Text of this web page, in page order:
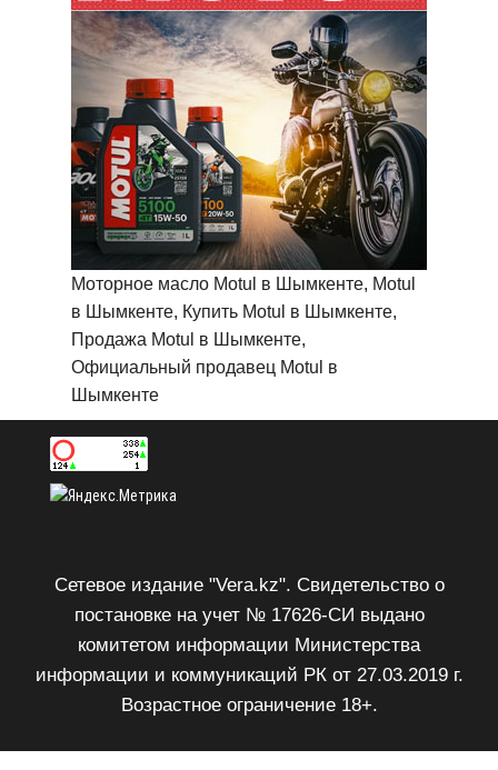
Моторное масло Motul в Шымкенте, Motul
в Шымкенте, Купить Motul в Шымкенте,
Продажа Motul в Шымкенте,
Официальный продавец Motul в
Шымкенте
Сетевое издание "Vera.kz". Свидетельство о
постановке на учет № 17626-СИ выдано
комитетом информации Министерства
информации и коммуникаций РК от 27.03.2019 г.
Возрастное ограничение 18+.